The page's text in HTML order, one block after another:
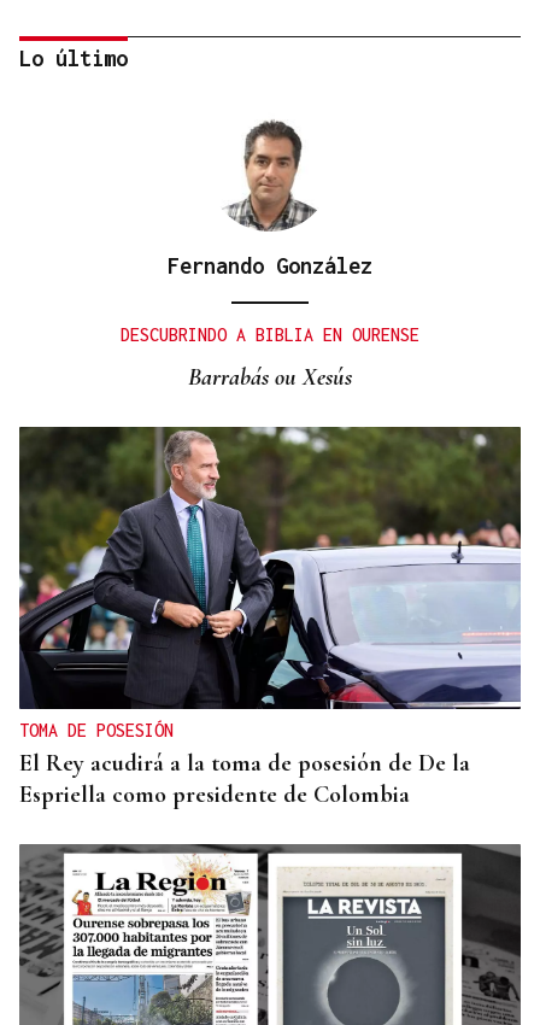
¿Sabe usted que la reina Letizia hizo un guiño a
Lo último
Fernando González
DESCUBRINDO A BIBLIA EN OURENSE
Barrabás ou Xesús
TOMA DE POSESIÓN
El Rey acudirá a la toma de posesión de De la
Espriella como presidente de Colombia